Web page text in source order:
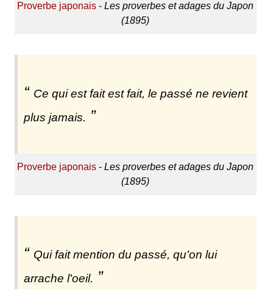
Proverbe japonais -Les proverbes et adages du Japon
(1895)
Ce qui est fait est fait, le passé ne revient
plus jamais.
Proverbe japonais -Les proverbes et adages du Japon
(1895)
Qui fait mention du passé, qu'on lui
arrache l'oeil.